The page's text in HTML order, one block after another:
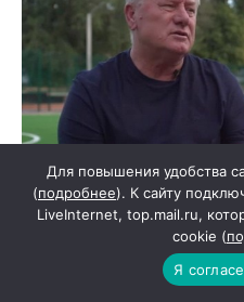
— Мне по большому
Для повышения удобства
(подробнее). К сайту
LiveInternet, top.mail.ru,
cookie (
Я